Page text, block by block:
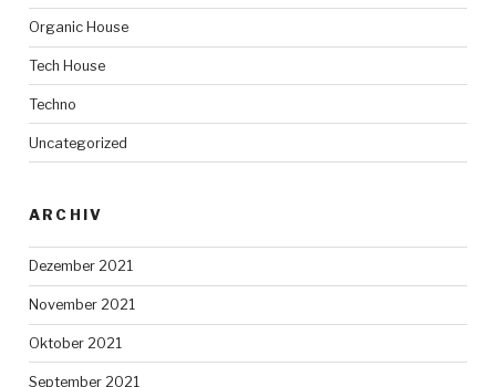
Organic House
Tech House
Techno
Uncategorized
ARCHIV
Dezember 2021
November 2021
Oktober 2021
September 2021